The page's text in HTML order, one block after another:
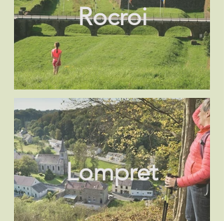
Rocroi
Lompret